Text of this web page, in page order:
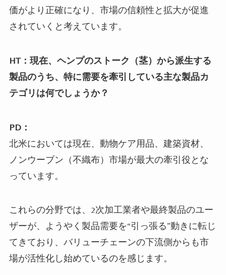
価がより正確になり、市場の信頼性と拡大が促進
されていくと考えています。
HT：現在、ヘンプのストーク（茎）から派生する
製品のうち、特に需要を牽引している主な製品カ
テゴリは何でしょうか？
PD：
北米においては現在、動物ケア用品、建築資材、
ノンウーブン（不織布）市場が最大の牽引役とな
っています。
これらの分野では、2次加工業者や最終製品のユー
ザーが、ようやく製品需要を“引っ張る”動きに転じ
てきており、バリューチェーンの下流側からも市
場が活性化し始めているのを感じます。